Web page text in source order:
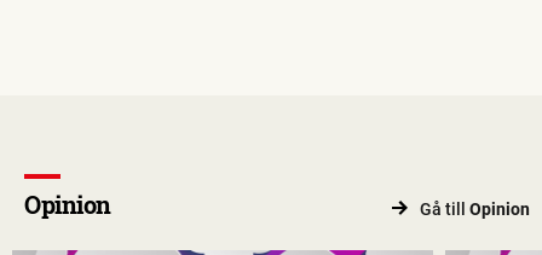
Opinion Gå till Opinion